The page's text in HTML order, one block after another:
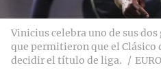
Vinicius celebra uno de sus
que permitieron que el
decidir el título de liga.